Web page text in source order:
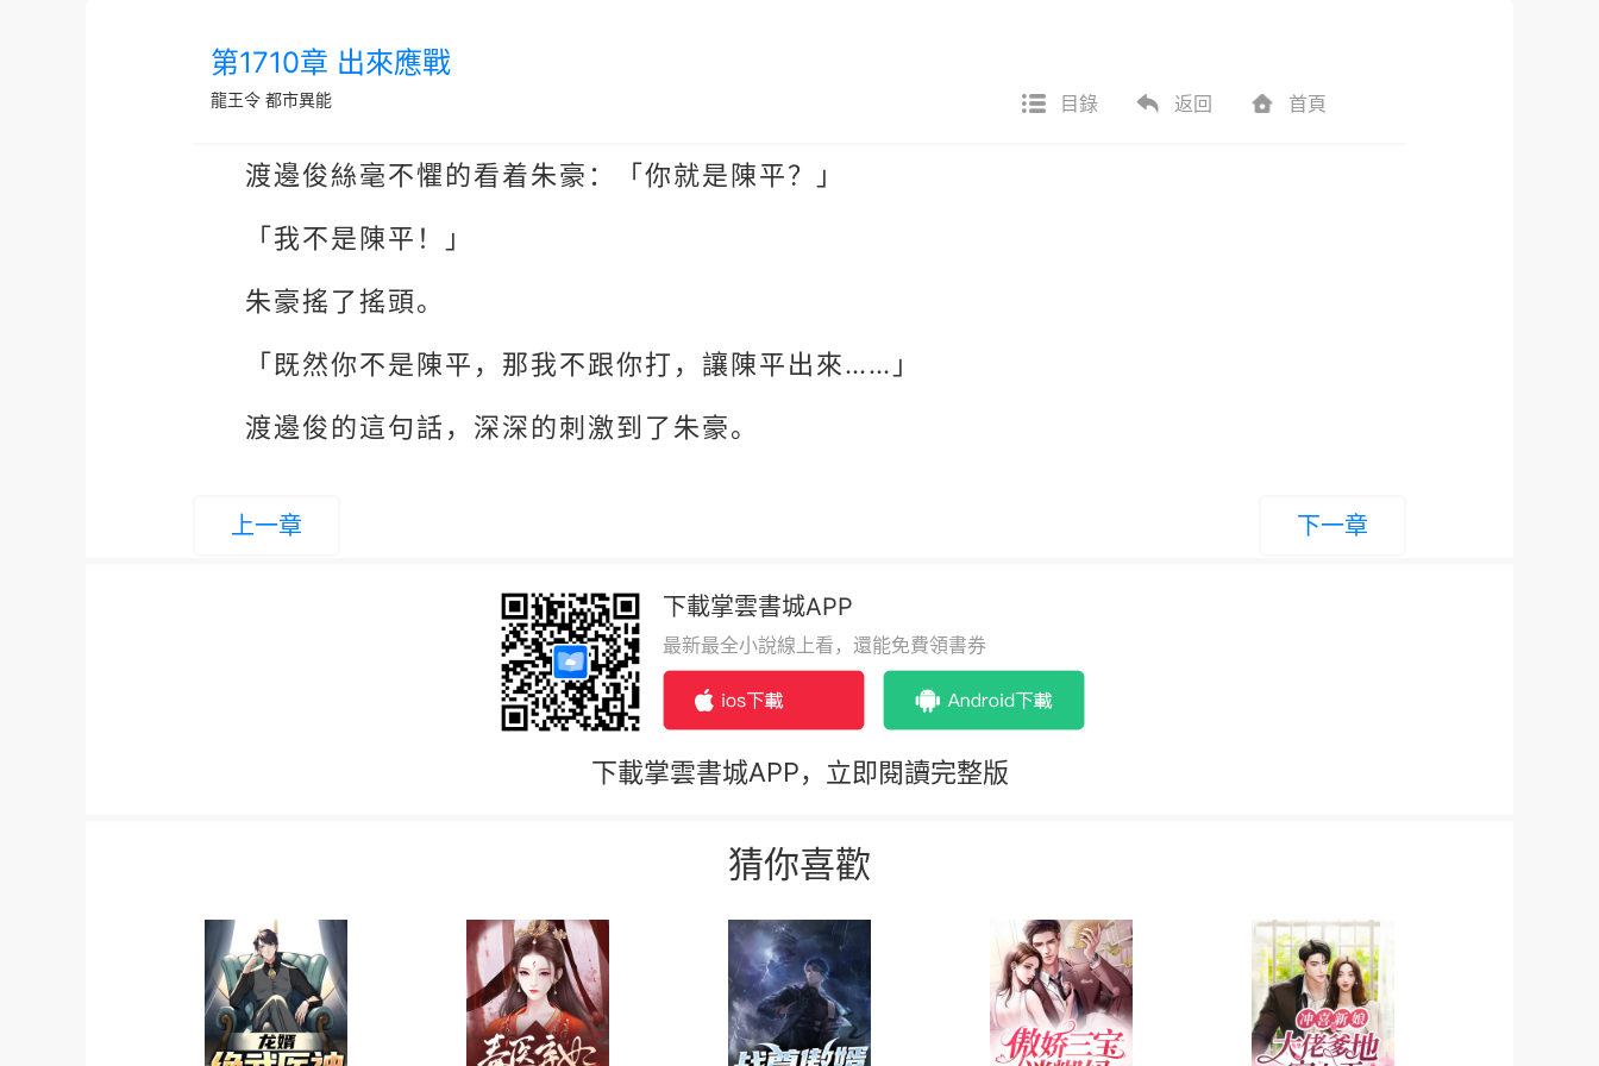
第1710章 出來應戰
龍王令 都市異能 目錄 返回 首頁
渡邊俊絲毫不懼的看着朱豪：「你就是陳平？」
「我不是陳平！」
朱豪搖了搖頭。
「既然你不是陳平，那我不跟你打，讓陳平出來……」
渡邊俊的這句話，深深的刺激到了朱豪。
上一章 下一章
下載掌雲書城APP
最新最全小說線上看，還能免費領書券
下載掌雲書城APP，立即閱讀完整版
猜你喜歡